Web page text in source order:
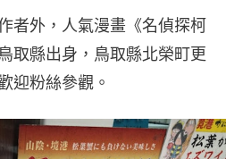
者外，人氣漫畫《名偵探柯
取縣出身，鳥取縣北榮町更
迎粉絲參觀。